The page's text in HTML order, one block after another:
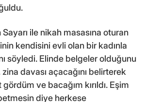
Sayarı ile nikah masasına oturan
kendisini evli olan bir kadınla
söyledi. Elinde belgeler olduğunu
davası açacağını belirterek
ve bacağım kırıldı. Eşim
diye herkese